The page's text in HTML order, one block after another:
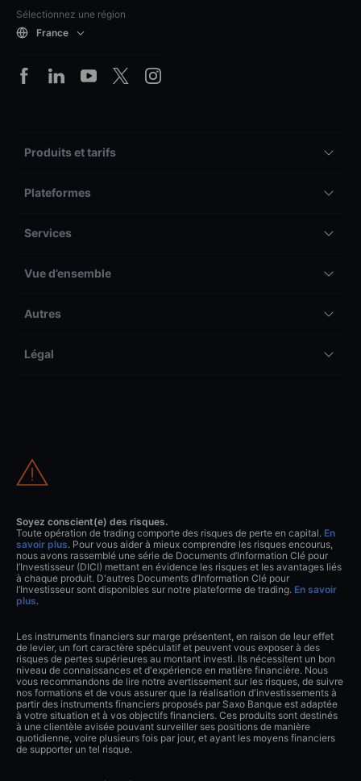
Sélectionnez une région
France
Produits et tarifs
Plateformes
Services
Vue d’ensemble
Autres
Légal
Soyez conscient(e) des risques.
Toute opération de trading comporte des risques de perte en capital. En
savoir plus. Pour vous aider à mieux comprendre les risques encourus,
nous avons rassemblé une série de Documents d’Information Clé pour
l’Investisseur (DICI) mettant en évidence les risques et les avantages liés
à chaque produit. D'autres Documents d’Information Clé pour
l’Investisseur sont disponibles sur notre plateforme de trading. En savoir
plus.
Les instruments financiers sur marge présentent, en raison de leur effet
de levier, un fort caractère spéculatif et peuvent vous exposer à des
risques de pertes supérieures au montant investi. Ils nécessitent un bon
niveau de connaissances et d'expérience en matière financière. Nous
vous recommandons de lire notre avertissement sur les risques, de suivre
nos formations et de vous assurer que la réalisation d'investissements à
partir des instruments financiers proposés par Saxo Banque est adaptée
à votre situation et à vos objectifs financiers. Ces produits sont destinés
à une clientèle avisée pouvant surveiller ses positions de manière
quotidienne, voire plusieurs fois par jour, et ayant les moyens financiers
de supporter un tel risque.